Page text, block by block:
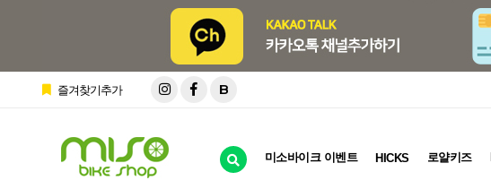
즐겨찾기추가 B
미소바이크 이벤트 HICKS 로얄키즈